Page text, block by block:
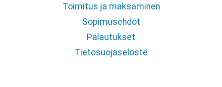
Toimitus ja maksaminen
Sopimusehdot
Palautukset
Tietosuojaseloste